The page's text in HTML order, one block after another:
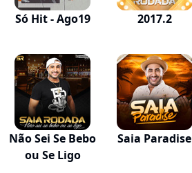
Só Hit - Ago19 2017.2
Não Sei Se Bebo
ou Se Ligo
Saia Paradise